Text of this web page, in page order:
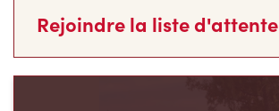
Rejoindre la liste d'attente